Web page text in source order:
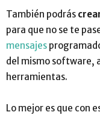
También podrás
para que no se te
mensajes
del mismo software,
herramientas.
Lo mejor es que con